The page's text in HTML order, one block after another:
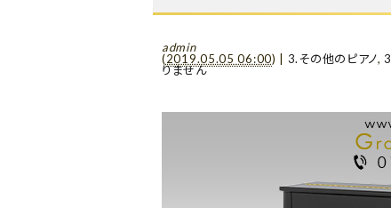
admin
(2019.05.05 06:00) 3.その他のピアノ,
りません